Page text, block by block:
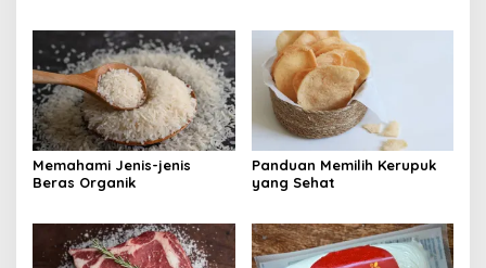
Memahami Jenis-jenis
Beras Organik
Panduan Memilih Kerupuk
yang Sehat